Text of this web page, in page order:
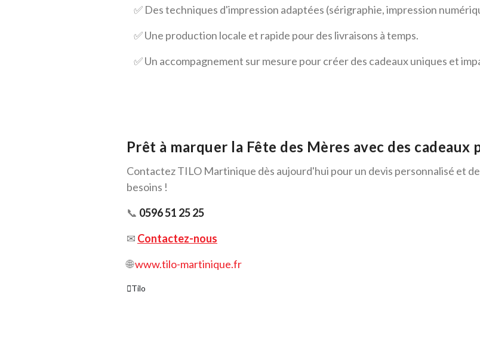
✅ Des techniques d'impression adaptées (sérigraphie, impression
✅ Une production locale et rapide pour des livraisons à temps.
✅ Un accompagnement sur mesure pour créer des cadeaux uniques et
Prêt à marquer la Fête des Mères avec des cadeaux
Contactez TILO Martinique dès aujourd'hui pour un devis personnalisé et
besoins !
📞 0596 51 25 25
✉ Contactez-nous
🌐www.tilo-martinique.fr
Tilo